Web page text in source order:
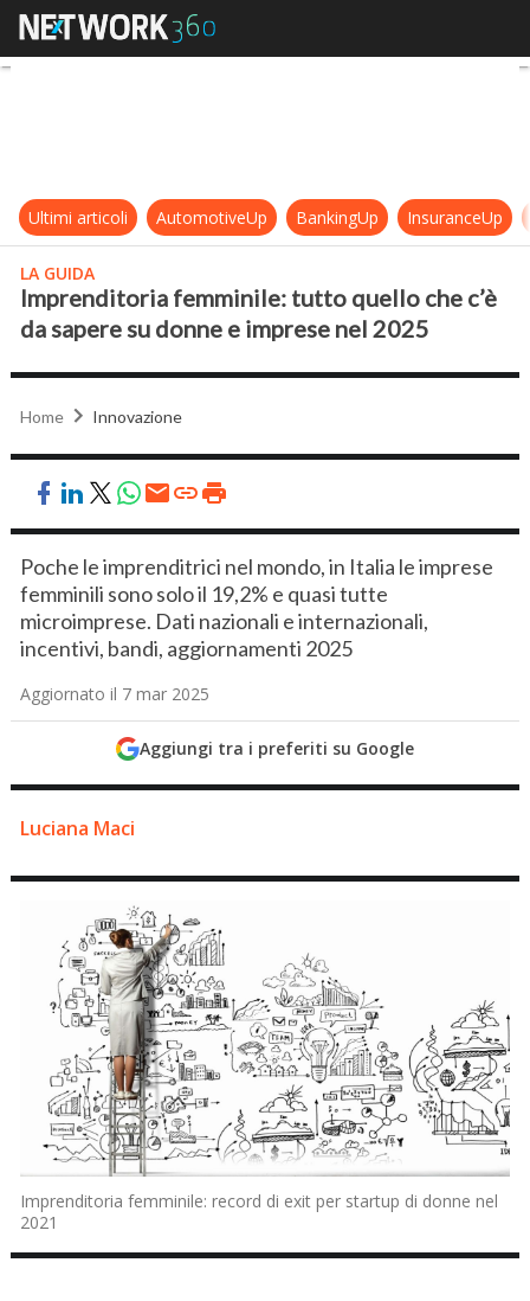
Imprenditoria femminile: tutto
Ultimi articoli AutomotiveUp BankingUp InsuranceUp
LA GUIDA
Imprenditoria femminile: tutto quello che c’è
da sapere su donne e imprese nel 2025
Home Innovazione
Poche le imprenditrici nel mondo, in Italia le imprese
femminili sono solo il 19,2% e quasi tutte
microimprese. Dati nazionali e internazionali,
incentivi, bandi, aggiornamenti 2025
Aggiornato il 7 mar 2025
Aggiungi tra i preferiti su Google
Luciana Maci
Imprenditoria femminile: record di exit per startup di donne nel
2021